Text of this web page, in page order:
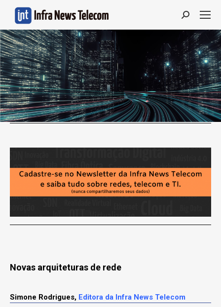
Search:
Novas arquiteturas de rede
Simone Rodrigues, Editora da Infra News Telecom